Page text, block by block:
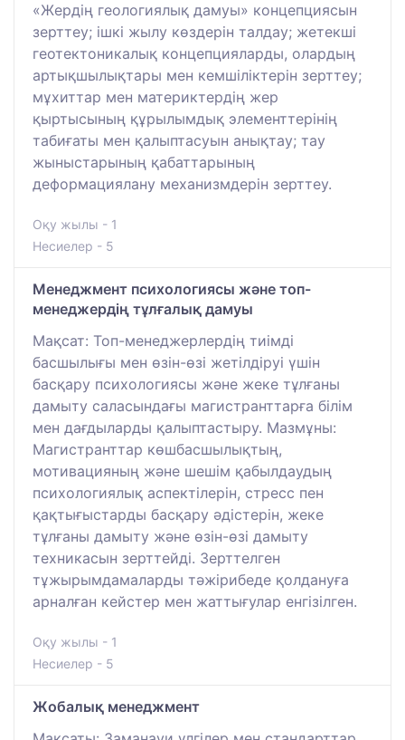
«Жердің геологиялық дамуы» концепциясын
зерттеу; ішкі жылу көздерін талдау; жетекші
геотектоникалық концепцияларды, олардың
артықшылықтары мен кемшіліктерін зерттеу;
мұхиттар мен материктердің жер
қыртысының құрылымдық элементтерінің
табиғаты мен қалыптасуын анықтау; тау
жыныстарының қабаттарының
деформациялану механизмдерін зерттеу.
Оқу жылы - 1
Несиелер - 5
Менеджмент психологиясы және топ-
менеджердің тұлғалық дамуы
Мақсат: Топ-менеджерлердің тиімді
басшылығы мен өзін-өзі жетілдіруі үшін
басқару психологиясы және жеке тұлғаны
дамыту саласындағы магистранттарға білім
мен дағдыларды қалыптастыру. Мазмұны:
Магистранттар көшбасшылықтың,
мотивацияның және шешім қабылдаудың
психологиялық аспектілерін, стресс пен
қақтығыстарды басқару әдістерін, жеке
тұлғаны дамыту және өзін-өзі дамыту
техникасын зерттейді. Зерттелген
тұжырымдамаларды тәжірибеде қолдануға
арналған кейстер мен жаттығулар енгізілген.
Оқу жылы - 1
Несиелер - 5
Жобалық менеджмент